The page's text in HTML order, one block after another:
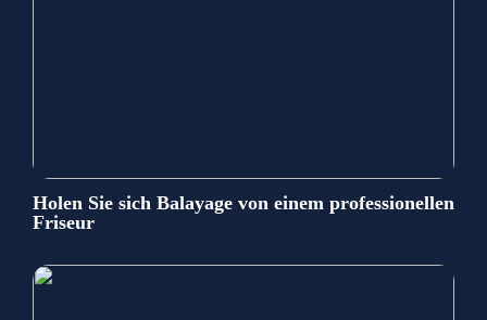
Holen Sie sich Balayage von einem professionellen
Friseur